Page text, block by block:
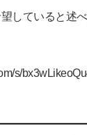
していると述べ
s/